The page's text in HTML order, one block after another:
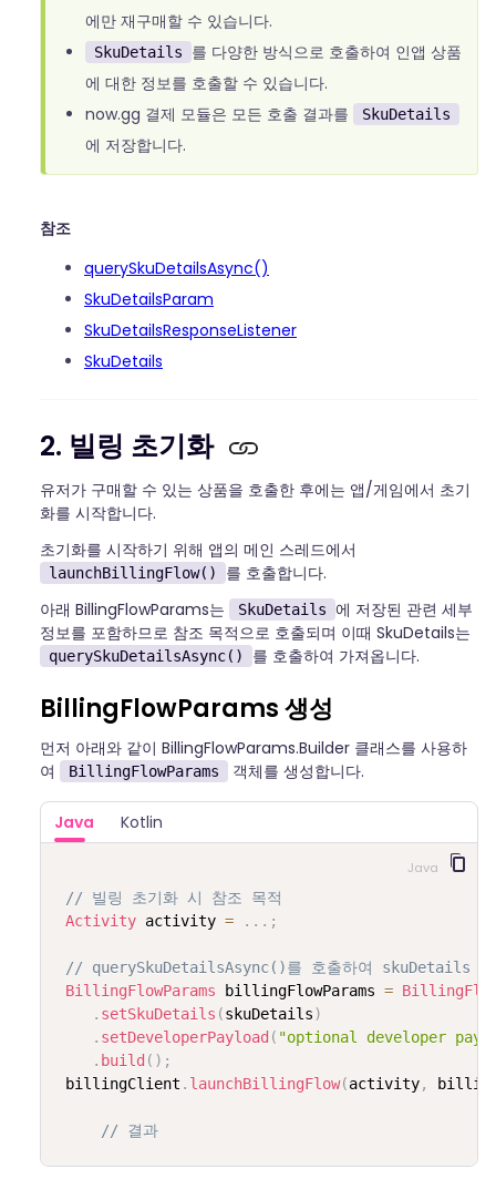
에만 재구매할 수 있습니다.
SkuDetails
를 다양한 방식으로 호출하여 인앱 상품
에 대한 정보를 호출할 수 있습니다.
now.gg 결제 모듈은 모든 호출 결과를
SkuDetails
에 저장합니다.
참조
querySkuDetailsAsync()
SkuDetailsParam
SkuDetailsResponseListener
SkuDetails
2. 빌링 초기화
유저가 구매할 수 있는 상품을 호출한 후에는 앱/게임에서 초기
화를 시작합니다.
초기화를 시작하기 위해 앱의 메인 스레드에서
launchBillingFlow()
를 호출합니다.
아래 BillingFlowParams는
SkuDetails 에 저장된 관련 세부
정보를 포함하므로 참조 목적으로 호출되며 이때 SkuDetails는
querySkuDetailsAsync() 를 호출하여 가져옵니다.
BillingFlowParams 생성
먼저 아래와 같이 BillingFlowParams.Builder 클래스를 사용하
여
BillingFlowParams 객체를 생성합니다.
Java Kotlin
// 빌링 초기화 시 참조 목적
Activity activity = . . . ;
// querySkuDetailsAsync()를 호출하여 skuDetails 값
BillingFlowParams billingFlowParams =
. setSkuDetails (skuDetails)
. setDeveloperPayload ( "optional developer
. build ( ) ;
billingClient . launchBillingFlow(activity,
// 결과
Java